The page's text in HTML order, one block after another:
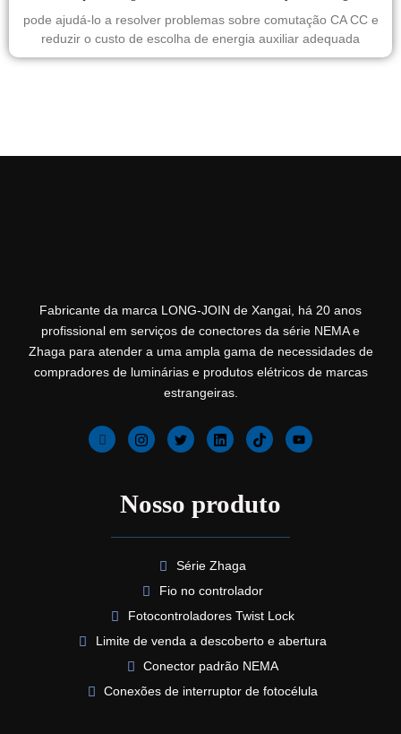
pode ajudá-lo a resolver problemas sobre comutação CA CC e
reduzir o custo de escolha de energia auxiliar adequada
Fabricante da marca LONG-JOIN de Xangai, há 20 anos
profissional em serviços de conectores da série NEMA e
Zhaga para atender a uma ampla gama de necessidades de
compradores de luminárias e produtos elétricos de marcas
estrangeiras.
Nosso produto
Série Zhaga
Fio no controlador
Fotocontroladores Twist Lock
Limite de venda a descoberto e abertura
Conector padrão NEMA
Conexões de interruptor de fotocélula